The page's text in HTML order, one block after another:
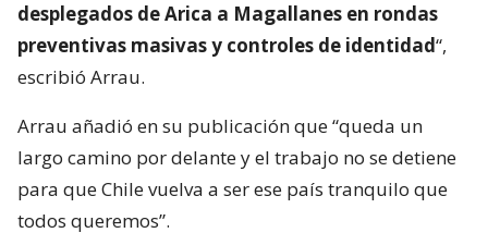
desplegados de Arica a Magallanes en rondas
preventivas masivas y controles de identidad“,
escribió Arrau.
Arrau añadió en su publicación que “queda un
largo camino por delante y el trabajo no se detiene
para que Chile vuelva a ser ese país tranquilo que
todos queremos”.